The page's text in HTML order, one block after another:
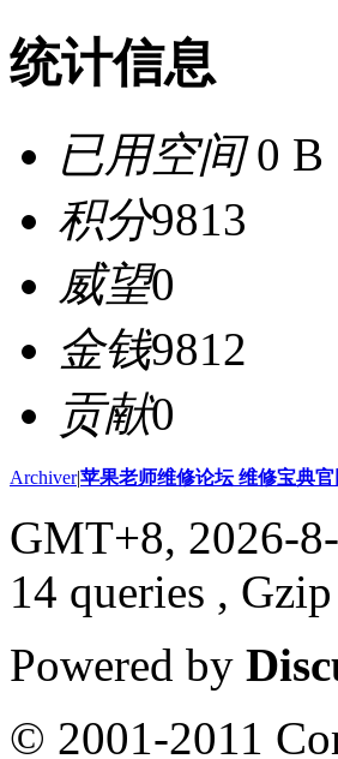
统计信息
已用空间0 B
积分9813
威望0
金钱9812
贡献0
Archiver|苹果老师维修论坛 维修宝典
GMT+8, 2026-
14 queries ,
Powered by
© 2001-2011